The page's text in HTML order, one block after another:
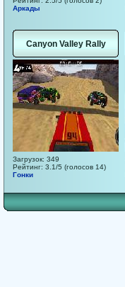
Аркады
Canyon Valley Rally
Загрузок: 349
Рейтинг: 3.1/5 (голосов 14)
Гонки